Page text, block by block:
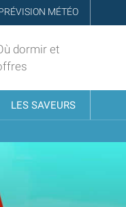
MÉTÉO
dormir et
LES SAVEURS